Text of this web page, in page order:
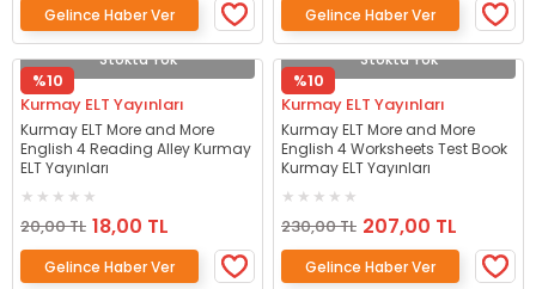
Gelince Haber Ver Gelince Haber Ver
Stokta Yok
%10
Kurmay ELT Yayınları
Kurmay ELT More and More
English 4 Reading Alley Kurmay
ELT Yayınları
20,00 TL 18,00 TL
Gelince Haber Ver
Stokta Yok
%10
Kurmay ELT Yayınları
Kurmay ELT More and More
English 4 Worksheets Test Book
Kurmay ELT Yayınları
230,00 TL 207,00 TL
Gelince Haber Ver